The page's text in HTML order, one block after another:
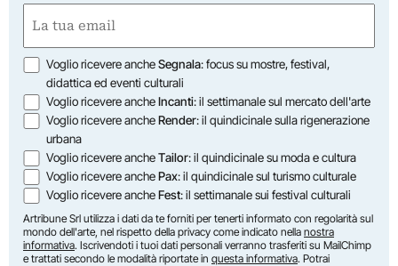
Nome
(Obbligatorio)
Opzioni
Voglio ricevere ancheSegnala: focus su mostre, festival,
didattica ed eventi culturali
Voglio ricevere ancheIncanti: il settimanale sul mercato dell'arte
Voglio ricevere ancheRender: il quindicinale sulla rigenerazione
urbana
Voglio ricevere ancheTailor: il quindicinale su moda e cultura
Voglio ricevere anchePax: il quindicinale sul turismo culturale
Voglio ricevere ancheFest: il settimanale sui festival culturali
Artribune Srl utilizza i dati da te forniti per tenerti informato con regolarità sul
mondo dell'arte, nel rispetto della privacy come indicato nella nostra
informativa. Iscrivendoti i tuoi dati personali verranno trasferiti su MailChimp
e trattati secondo le modalità riportate in questa informativa. Potrai